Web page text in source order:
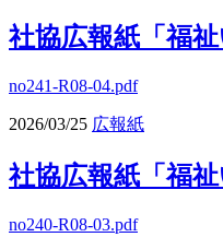
社協広報紙「福
no241-R08-04.pdf
2026/03/25 広報紙
社協広報紙「福
no240-R08-03.pdf